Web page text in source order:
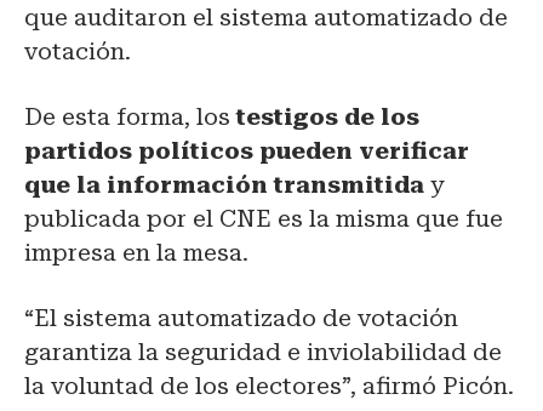
que auditaron el sistema automatizado de
votación.
De esta forma, los testigos de los
partidos políticos pueden verificar
que la información transmitida y
publicada por el CNE es la misma que fue
impresa en la mesa.
“El sistema automatizado de votación
garantiza la seguridad e inviolabilidad de
la voluntad de los electores”, afirmó Picón.